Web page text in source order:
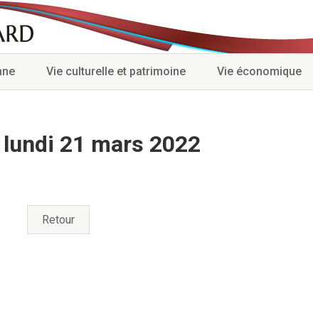
Vie culturelle et patrimoine Vie économique
21 mars 2022
Retour